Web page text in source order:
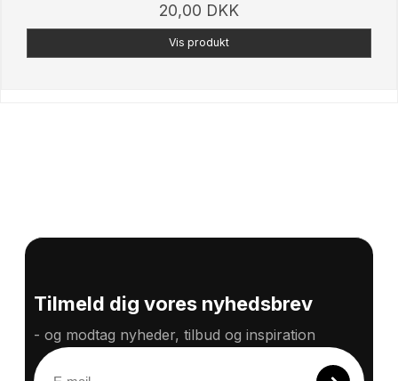
20,00 DKK
Vis produkt
Tilmeld dig vores nyhedsbrev
- og modtag nyheder, tilbud og inspiration